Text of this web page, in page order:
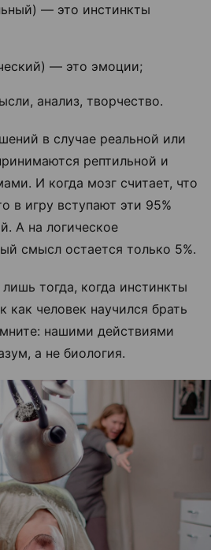
— это инстинкты
— это эмоции;
анализ, творчество.
в случае реальной или
рептильной и
И когда мозг считает, что
в игру вступают эти 95%
А на логическое
смысл остается только 5%.
тогда, когда инстинкты
как человек научился брать
нашими действиями
а не биология.